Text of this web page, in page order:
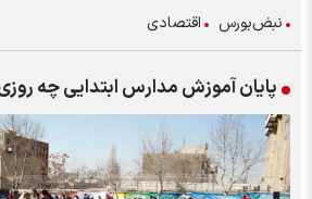
نبض‌بورس اقتصادی
پایان آموزش مدارس ابتدایی چه